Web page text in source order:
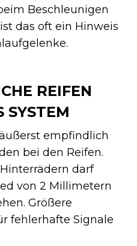
Beschleunigen
das oft ein Hinweis
REIFEN
SYSTEM
empfindlich
bei den Reifen.
darf
von 2 Millimetern
Größere
fehlerhafte Signale